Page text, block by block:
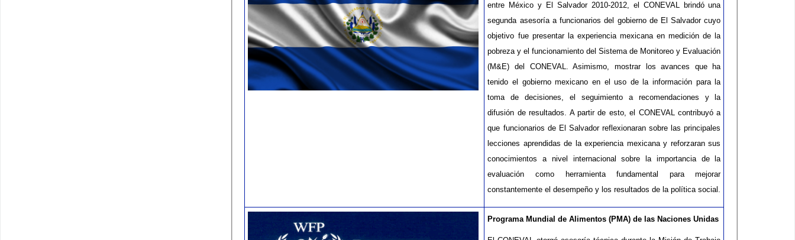
entre México y El Salvador 2010-2012, el CONEVAL brindó una
segunda asesoría a funcionarios del gobierno de El Salvador cuyo
objetivo fue presentar la experiencia mexicana en medición de la
pobreza y el funcionamiento del Sistema de Monitoreo y Evaluación
(M&E) del CONEVAL. Asimismo, mostrar los avances que ha
tenido el gobierno mexicano en el uso de la información para la
toma de decisiones, el seguimiento a recomendaciones y la
difusión de resultados. A partir de esto, el CONEVAL contribuyó a
que funcionarios de El Salvador reflexionaran sobre las principales
lecciones aprendidas de la experiencia mexicana y reforzaran sus
conocimientos a nivel internacional sobre la importancia de la
evaluación como herramienta fundamental para mejorar
constantemente el desempeño y los resultados de la política social.
Programa Mundial de Alimentos (PMA) de las Naciones Unidas